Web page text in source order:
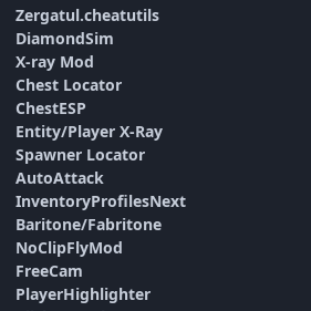
Zergatul.cheatutils
DiamondSim
X-ray Mod
Chest Locator
ChestESP
Entity/Player X-Ray
Spawner Locator
AutoAttack
InventoryProfilesNext
Baritone/Fabritone
NoClipFlyMod
FreeCam
PlayerHighlighter